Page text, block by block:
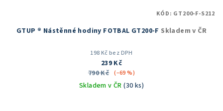
GTUP ® Nástěnné hodiny FOTBAL GT200-F Skladem v ČR
198 Kč bez DPH
239 Kč
790 Kč (–69 %)
Skladem v ČR(30 ks)
KÓD: GT200-F-S212